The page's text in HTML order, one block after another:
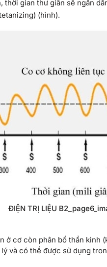
thời gian thư giãn sẽ ngắn
(hình).
ĐIỆN TRỊ LIỆU
ở cơ còn phân bố thần kinh
và có thể được sử dụng